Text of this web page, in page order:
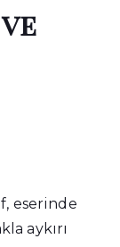
eserinde
aykırı